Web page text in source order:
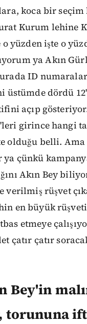
koca bir seçim
Kurum lehine
o yüzden işte o
ya Akın
ID
üstümde dördü
açıp
girince hangi
olduğu belli.
çünkü
Akın Bey
verilmiş rüşvet
en büyük
etmeye
çatır çatır
Bey'in
torununa